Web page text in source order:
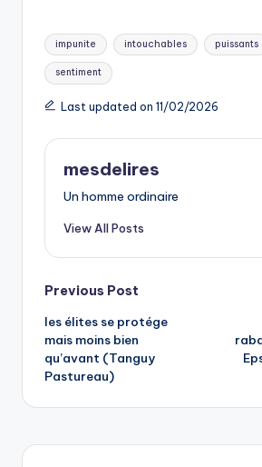
Tags:
impunite intouchables puissants
sentiment
Last updated on 11/02/2026
mesdelires
Un homme ordinaire
View All Posts
Post
navigation
Previous Post
les élites se protége
mais moins bien
qu’avant (Tanguy
Pastureau)